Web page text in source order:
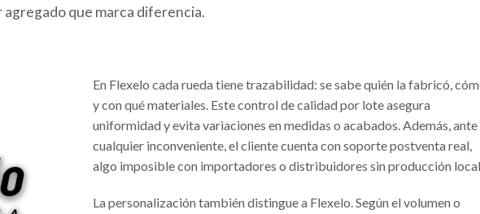
que marca diferencia.
En Flexelo cada rueda tiene trazabilidad: se sabe quién la fabricó,
y con qué materiales. Este control de calidad por lote asegura
uniformidad y evita variaciones en medidas o acabados. Además, ante
cualquier inconveniente, el cliente cuenta con soporte postventa real,
algo imposible con importadores o distribuidores sin producción
La personalización también distingue a Flexelo. Según el volumen o